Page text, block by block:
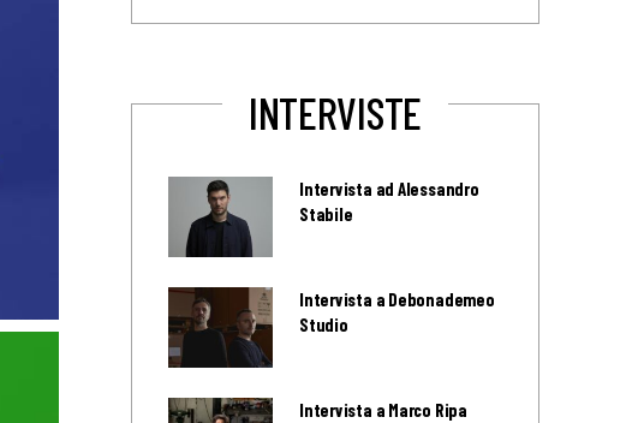
INTERVISTE
Intervista ad Alessandro
Stabile
Intervista a Debonademeo
Studio
Intervista a Marco Ripa